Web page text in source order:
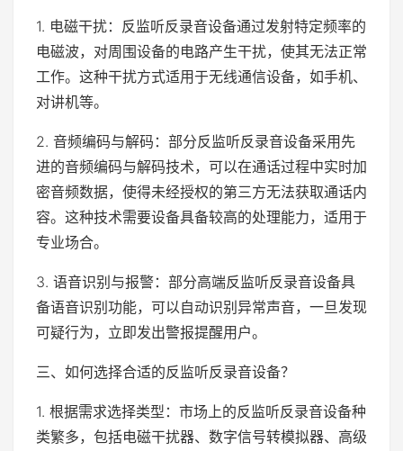
1. 电磁干扰：反监听反录音设备通过发射特定频率的
电磁波，对周围设备的电路产生干扰，使其无法正常
工作。这种干扰方式适用于无线通信设备，如手机、
对讲机等。
2. 音频编码与解码：部分反监听反录音设备采用先
进的音频编码与解码技术，可以在通话过程中实时加
密音频数据，使得未经授权的第三方无法获取通话内
容。这种技术需要设备具备较高的处理能力，适用于
专业场合。
3. 语音识别与报警：部分高端反监听反录音设备具
备语音识别功能，可以自动识别异常声音，一旦发现
可疑行为，立即发出警报提醒用户。
三、如何选择合适的反监听反录音设备？
1. 根据需求选择类型：市场上的反监听反录音设备种
类繁多，包括电磁干扰器、数字信号转模拟器、高级